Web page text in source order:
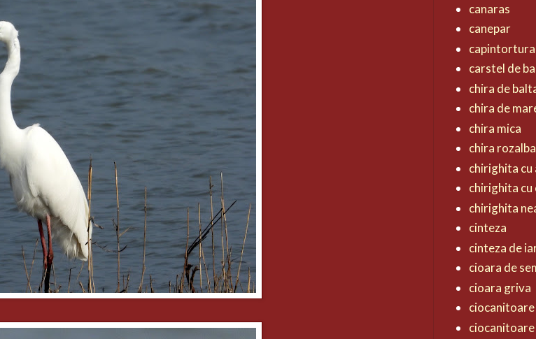
canaras
canepar
capintortura
carstel de
chira de
chira de
chira mica
chira rozalba
chirighita cu
chirighita cu
chirighita
cinteza
cinteza de
cioara de
cioara griva
ciocanitoare